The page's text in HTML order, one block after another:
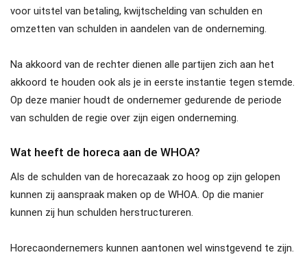
voor uitstel van betaling, kwijtschelding van schulden en
omzetten van schulden in aandelen van de onderneming.
Na akkoord van de rechter dienen alle partijen zich aan het
akkoord te houden ook als je in eerste instantie tegen stemde.
Op deze manier houdt de ondernemer gedurende de periode
van schulden de regie over zijn eigen onderneming.
Wat heeft de horeca aan de WHOA?
Als de schulden van de horecazaak zo hoog op zijn gelopen
kunnen zij aanspraak maken op de WHOA. Op die manier
kunnen zij hun schulden herstructureren.
Horecaondernemers kunnen aantonen wel winstgevend te zijn.